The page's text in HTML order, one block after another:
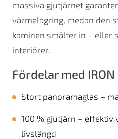
massiva gjutjärnet
värmelagring, medan den
kaminen smälter in – eller
interiörer.
Fördelar med IRON
Stort panoramaglas –
100 % gjutjärn – effektiv
livslängd